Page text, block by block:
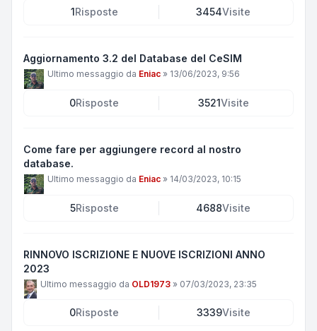
1Risposte 3454Visite
Aggiornamento 3.2 del Database del CeSIM
Ultimo messaggio da Eniac » 13/06/2023, 9:56
0Risposte 3521Visite
Come fare per aggiungere record al nostro
database.
Ultimo messaggio da Eniac » 14/03/2023, 10:15
5Risposte 4688Visite
RINNOVO ISCRIZIONE E NUOVE ISCRIZIONI ANNO
2023
Ultimo messaggio da OLD1973 » 07/03/2023, 23:35
0Risposte 3339Visite